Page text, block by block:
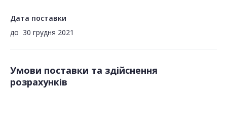
Дата поставки
до 30 грудня 2021
Умови поставки та здійснення
розрахунків